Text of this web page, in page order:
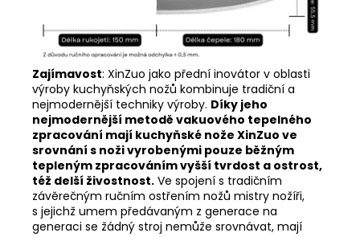
Zajímavost: XinZuo jako přední inovátor v oblasti
výroby kuchyňských nožů kombinuje tradiční a
nejmodernější techniky výroby. Díky jeho
nejmodernější metodě vakuového tepelného
zpracování mají kuchyňské nože XinZuo ve
srovnání s noži vyrobenými pouze běžným
tepleným zpracováním vyšší tvrdost a ostrost,
též delší živostnost. Ve spojení s tradičním
závěrečným ručním ostřením nožů mistry nožíři,
s jejichž umem předávaným z generace na
generaci se žádný stroj nemůže srovnávat, mají